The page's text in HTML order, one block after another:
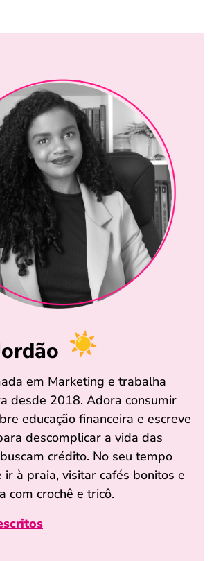
em Marketing e trabalha
desde 2018. Adora consumir
educação financeira e escreve
descomplicar a vida das
crédito. No seu tempo
ir à praia, visitar cafés bonitos e
com crochê e tricô.